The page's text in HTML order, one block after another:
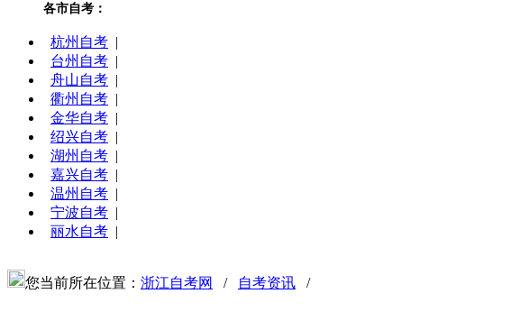
各市自考：
杭州自考 |
台州自考 |
舟山自考 |
衢州自考 |
金华自考 |
绍兴自考 |
湖州自考 |
嘉兴自考 |
温州自考 |
宁波自考 |
丽水自考 |
您当前所在位置： 浙江自考网 / 自考资讯 /